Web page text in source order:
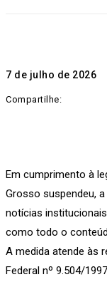
7 de julho de 2026
Compartilhe:
Em cumprimento à
Grosso suspendeu,
notícias
como todo o
A medida atende às
Federal nº 9.504/